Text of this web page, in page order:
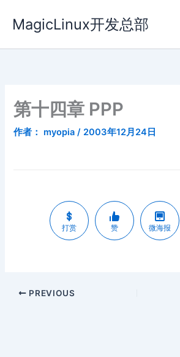
容
MagicLinux开发总部
第十四章 PPP
作者： myopia/ 2003年12月24日
打赏 赞 微海报
PREVIOUS